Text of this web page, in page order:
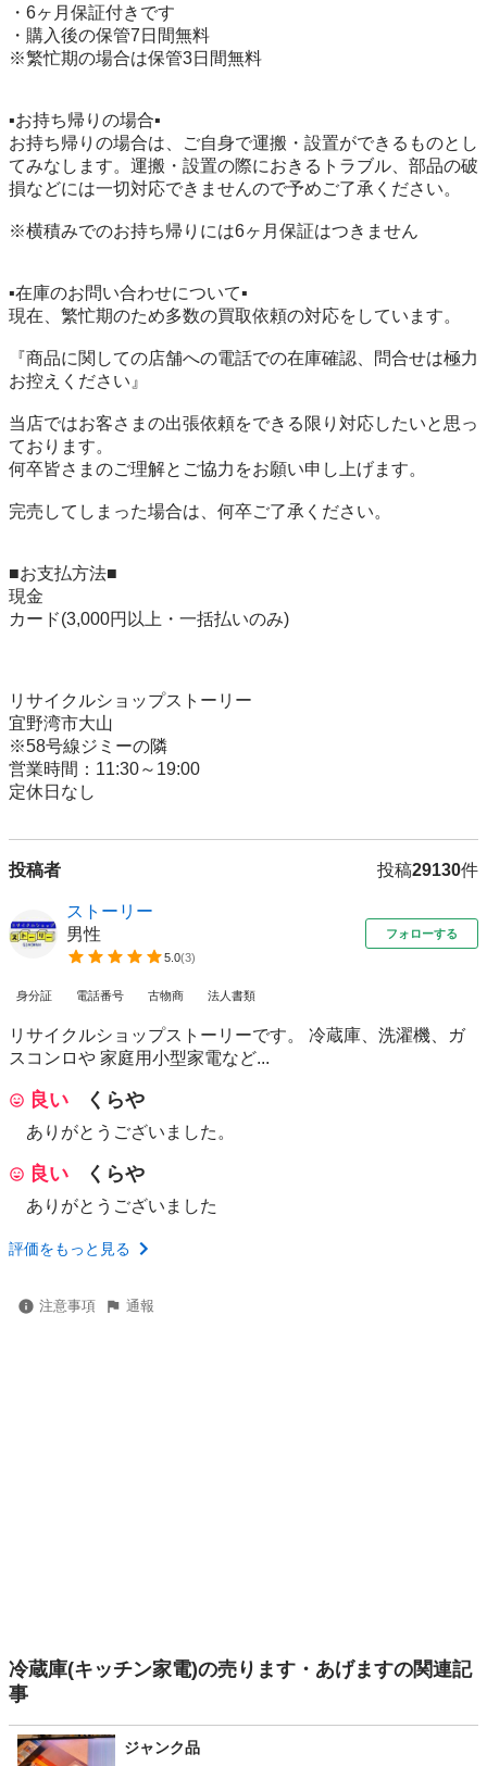
・6ヶ月保証付きです
・購入後の保管7日間無料
※繁忙期の場合は保管3日間無料
▪️お持ち帰りの場合▪️
お持ち帰りの場合は、ご自身で運搬・設置ができるものとし
てみなします。運搬・設置の際におきるトラブル、部品の破
損などには一切対応できませんので予めご了承ください。
※横積みでのお持ち帰りには6ヶ月保証はつきません
▪️在庫のお問い合わせについて▪️
現在、繁忙期のため多数の買取依頼の対応をしています。
『商品に関しての店舗への電話での在庫確認、問合せは極力
お控えください』
当店ではお客さまの出張依頼をできる限り対応したいと思っ
ております。
何卒皆さまのご理解とご協力をお願い申し上げます。
完売してしまった場合は、何卒ご了承ください。
■お支払方法■
現金
カード(3,000円以上・一括払いのみ)
リサイクルショップストーリー
宜野湾市大山
※58号線ジミーの隣
営業時間：11:30～19:00
定休日なし
投稿者 投稿29130件
ストーリー
男性
5.0(3)
フォローする
身分証 電話番号 古物商 法人書類
リサイクルショップストーリーです。 冷蔵庫、洗濯機、ガ
スコンロや 家庭用小型家電など...
良い くらや
ありがとうございました。
良い くらや
ありがとうございました
評価をもっと見る
注意事項 通報
冷蔵庫(キッチン家電)の売ります・あげますの関連記
事
ジャンク品